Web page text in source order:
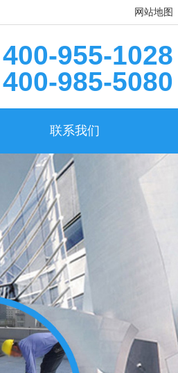
网站地图
400-955-1028
400-985-5080
联系我们